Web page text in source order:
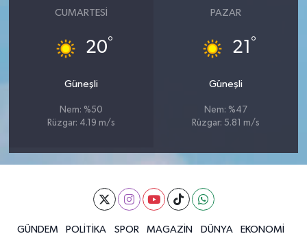
CUMARTESI
20°
Güneşli
Nem: %50
Rüzgar: 4.19 m/s
PAZAR
21 °
Güneşli
Nem: %47
Rüzgar: 5.81 m/s
GÜNDEM POLİTİKA SPOR MAGAZİN DÜNYA
EKONOMİ